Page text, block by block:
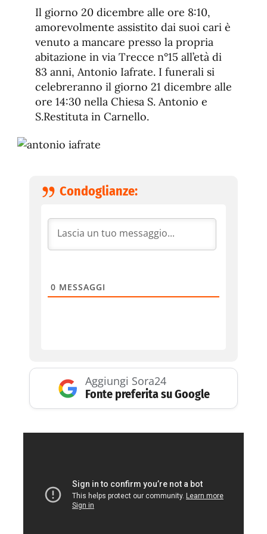
de
fuente
de
fuente.
Il giorno 20 dicembre alle ore 8:10,
amorevolmente assistito dai suoi cari è
venuto a mancare presso la propria
abitazione in via Trecce n°15 all’età di
83 anni, Antonio Iafrate. I funerali si
celebreranno il giorno 21 dicembre alle
ore 14:30 nella Chiesa S. Antonio e
S.Restituta in Carnello.
Condoglianze:
0 MESSAGGI
Aggiungi Sora24
Fonte preferita su Google